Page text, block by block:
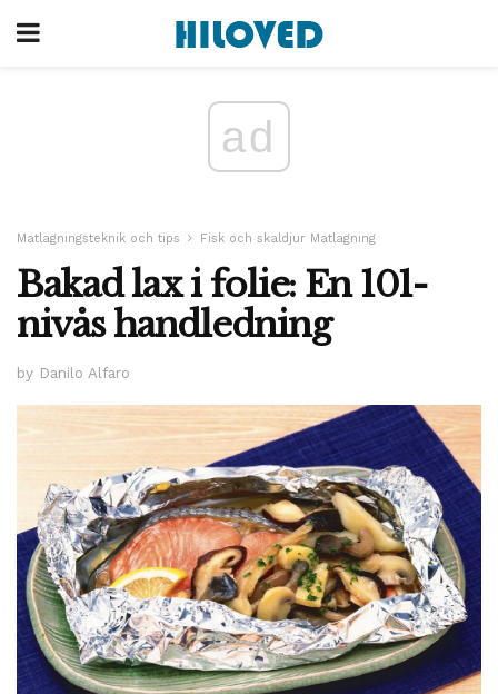
ad
Matlagningsteknik och tips Fisk och skaldjur Matlagning
Bakad lax i folie: En 101-
nivås handledning
by Danilo Alfaro